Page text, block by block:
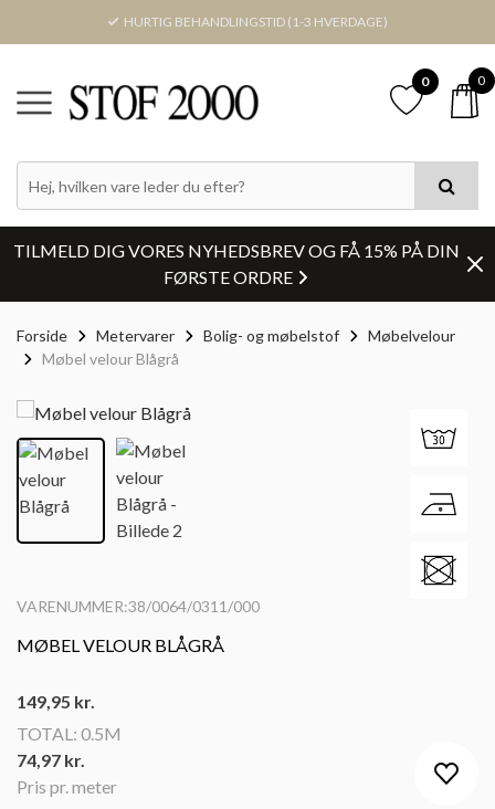
HURTIG BEHANDLINGSTID (1-3 HVERDAGE)
0 0
TILMELD DIG VORES NYHEDSBREV OG FÅ 15% PÅ DIN
FØRSTE ORDRE
Forside Metervarer Bolig- og møbelstof
Møbelvelour
Møbel velour Blågrå
VARENUMMER:38/0064/0311/000
MØBEL VELOUR BLÅGRÅ
Pris pr. meter
149,95 kr.
TOTAL: 0.5M
74,97 kr.